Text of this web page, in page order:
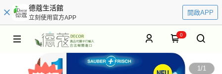
德蔻生活館
立刻使用官方APP
開啟APP
0
1/1